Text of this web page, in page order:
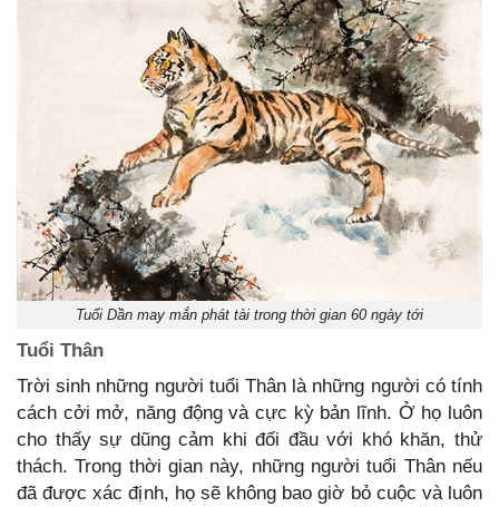
Tuổi Dần may mắn phát tài trong thời gian 60 ngày tới
Tuổi Thân
Trời sinh những người tuổi Thân là những người có tính
cách cởi mở, năng động và cực kỳ bản lĩnh. Ở họ luôn
cho thấy sự dũng cảm khi đối đầu với khó khăn, thử
thách. Trong thời gian này, những người tuổi Thân nếu
đã được xác định, họ sẽ không bao giờ bỏ cuộc và luôn